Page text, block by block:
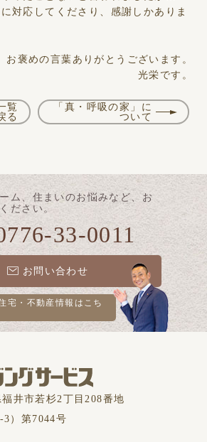
対応してくださり、感謝しかありま
お褒めの言葉ありがとうございます。
光栄です。
覧
る
「真・呼吸の家」に
ついて
ム、住まいのお悩みなど、お
ださい。
33-0011
お問い合わせ
宅・不動産情報は こち
井市若杉2丁目208番地
3）第7044号